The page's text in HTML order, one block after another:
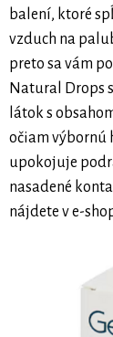
balení, ktoré
vzduch na
preto sa vám
Natural Drops
látok s
očiam výbornú
upokojuje
nasadené
nájdete v e-